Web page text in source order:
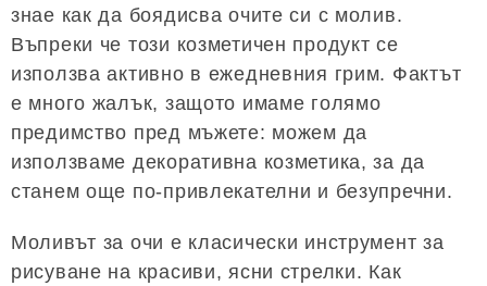
знае как да боядисва очите си с молив.
Въпреки че този козметичен продукт се
използва активно в ежедневния грим. Фактът
е много жалък, защото имаме голямо
предимство пред мъжете: можем да
използваме декоративна козметика, за да
станем още по-привлекателни и безупречни.
Моливът за очи е класически инструмент за
рисуване на красиви, ясни стрелки. Как